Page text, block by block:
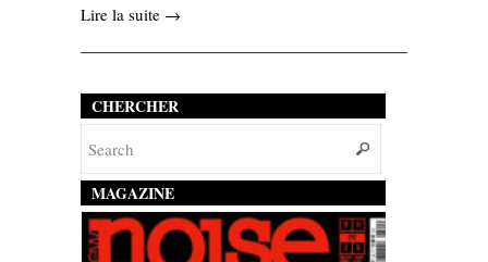
Lire la suite →
CHERCHER
MAGAZINE